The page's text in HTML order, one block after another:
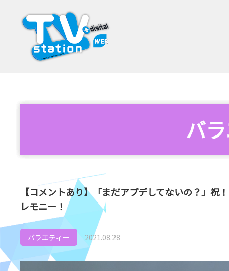
バ
【コメントあり】「まだアプデしてないの？」
レモニー！
バラエティー 2021.08.28